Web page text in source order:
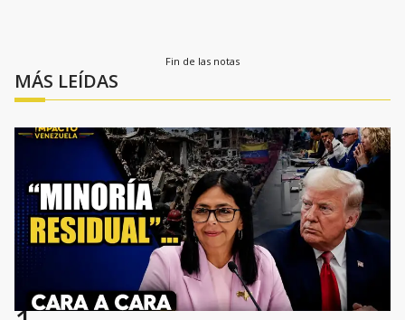
Fin de las notas
MÁS LEÍDAS